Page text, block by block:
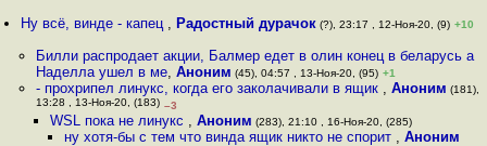
Ну всё, винде - капец , Радостный дурачок (?), 23:17 , 12-Ноя-20, (9) +10
Билли распродает акции, Балмер едет в олин конец в беларусь а
Наделла ушел в ме, Аноним (45), 04:57 , 13-Ноя-20, (95) +1
- прохрипел линукс, когда его заколачивали в ящик , Аноним (181),
13:28 , 13-Ноя-20, (183) –3
WSL пока не линукс , Аноним (283), 21:10 , 16-Ноя-20, (285)
ну хотя-бы с тем что винда ящик никто не спорит ,Аноним